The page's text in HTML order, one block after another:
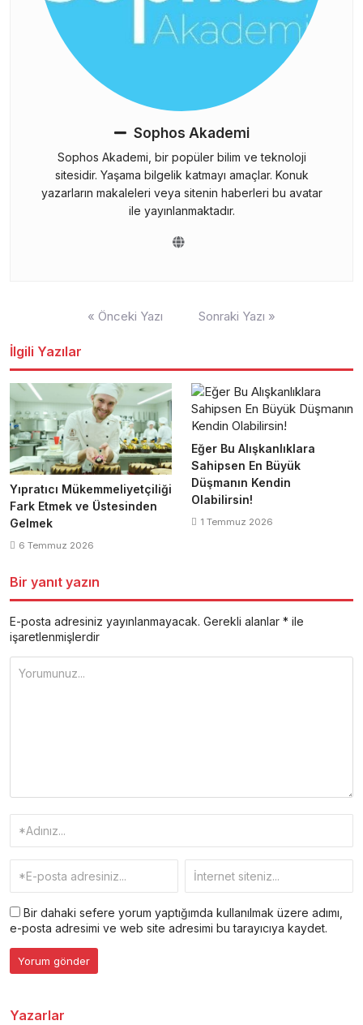
Sophos Akademi
Sophos Akademi, bir popüler bilim ve teknoloji
sitesidir. Yaşama bilgelik katmayı amaçlar. Konuk
yazarların makaleleri veya sitenin haberleri bu avatar
ile yayınlanmaktadır.
« Önceki Yazı Sonraki Yazı »
İlgili Yazılar
Yıpratıcı Mükemmeliyetçiliği
Fark Etmek ve Üstesinden
Gelmek
6 Temmuz 2026
Eğer Bu Alışkanlıklara
Sahipsen En Büyük
Düşmanın Kendin
Olabilirsin!
1 Temmuz 2026
Bir yanıt yazın
E-posta adresiniz yayınlanmayacak. Gerekli alanlar * ile
işaretlenmişlerdir
Bir dahaki sefere yorum yaptığımda kullanılmak üzere adımı,
e-posta adresimi ve web site adresimi bu tarayıcıya kaydet.
Yazarlar